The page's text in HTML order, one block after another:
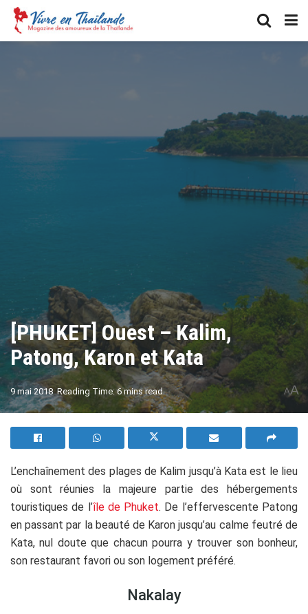
[PHUKET] Ouest – Kalim,
Patong, Karon et Kata
9 mai 2018 Reading Time: 6 mins read AA
L’enchaînement des plages de Kalim jusqu’à Kata est le lieu
où sont réunies la majeure partie des hébergements
touristiques de l’île de Phuket. De l’effervescente Patong
en passant par la beauté de Karon jusqu’au calme feutré de
Kata, nul doute que chacun pourra y trouver son bonheur,
son restaurant favori ou son logement préféré.
Nakalay